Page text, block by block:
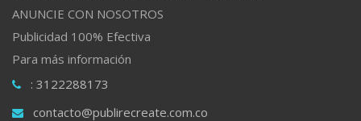
ANUNCIE CON NOSOTROS
Publicidad 100% Efectiva
Para más información
: 3122288173
contacto@publirecreate.com.co